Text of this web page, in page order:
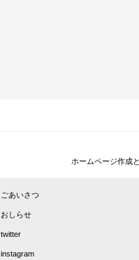
ホームページ作成
ごあいさつ
おしらせ
twitter
instagram